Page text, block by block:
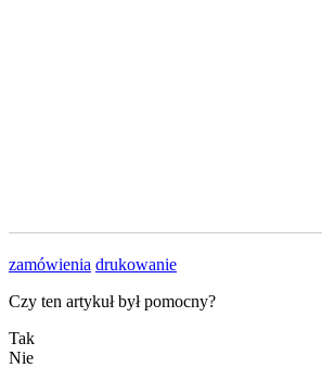
zamówienia drukowanie
Czy ten artykuł był pomocny?
Tak
Nie